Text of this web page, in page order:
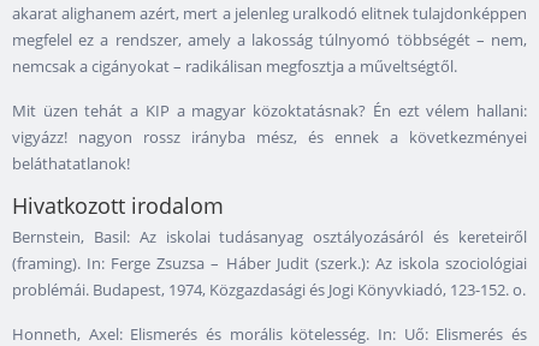
akarat alighanem azért, mert a jelenleg uralkodó elitnek tulajdonképpen
megfelel ez a rendszer, amely a lakosság túlnyomó többségét – nem,
nemcsak a cigányokat – radikálisan megfosztja a műveltségtől.
Mit üzen tehát a KIP a magyar közoktatásnak? Én ezt vélem hallani:
vigyázz! nagyon rossz irányba mész, és ennek a következményei
beláthatatlanok!
Hivatkozott irodalom
Bernstein, Basil: Az iskolai tudásanyag osztályozásáról és kereteiről
(framing). In: Ferge Zsuzsa – Háber Judit (szerk.): Az iskola szociológiai
problémái. Budapest, 1974, Közgazdasági és Jogi Könyvkiadó, 123-152. o.
Honneth, Axel: Elismerés és morális kötelesség. In: Uő: Elismerés és